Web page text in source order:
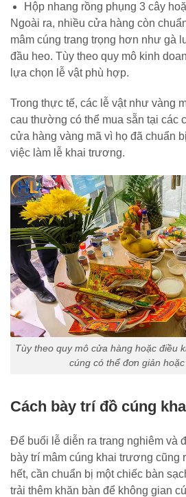
Hộp nhang rồng phụng 3 cây
Ngoài ra, nhiều cửa hàng còn
mâm cúng trang trọng hơn như gà
đầu heo. Tùy theo quy mô kinh
lựa chọn lễ vật phù hợp.
Trong thực tế, các lễ vật như vàng
cau thường có thể mua sẵn tại các
cửa hàng vàng mã vì họ đã chuẩn
việc làm lễ khai trương.
Tùy theo quy mô cửa hàng hoặc điều
cúng có thể đơn giản hoặc
Cách bày trí đồ cúng
Để buổi lễ diễn ra trang nghiêm và
bày trí mâm cúng khai trương cũng
hết, cần chuẩn bị một chiếc bàn
trải thêm khăn bàn để không gian